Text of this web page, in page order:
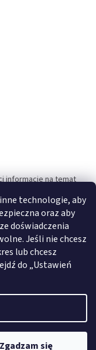
technologie, aby
oraz aby
doświadczenia
Jeśli nie chcesz
lub chcesz
do „Ustawień
Zgadzam się
informacje na temat
dziecięce. Wszystkie
plików cookie